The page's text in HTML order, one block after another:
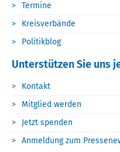
Termine
Kreisverbände
Politikblog
Unterstützen Sie uns
Kontakt
Mitglied werden
Jetzt spenden
Anmeldung zum